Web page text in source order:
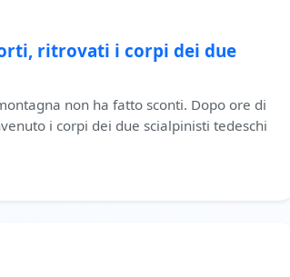
ritrovati i corpi dei due
non ha fatto sconti. Dopo ore di
i corpi dei due scialpinisti tedeschi